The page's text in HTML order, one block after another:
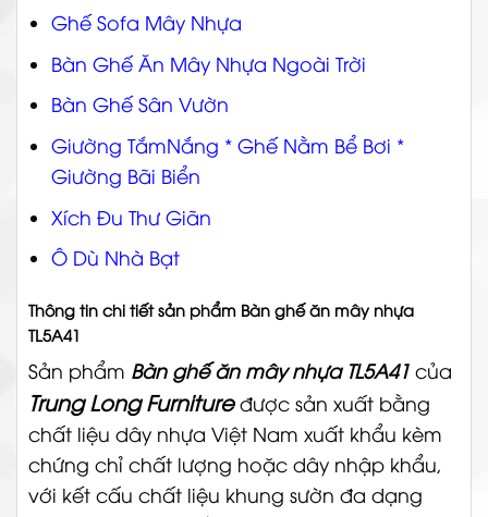
Ghế Sofa Mây Nhựa
Bàn Ghế Ăn Mây Nhựa Ngoài Trời
Bàn Ghế Sân Vườn
Giường TắmNắng * Ghế Nằm Bể Bơi *
Giường Bãi Biển
Xích Đu Thư Giãn
Ô Dù Nhà Bạt
Thông tin chi tiết sản phẩm Bàn ghế ăn mây nhựa
TL5A41
Sản phẩm Bàn ghế ăn mây nhựa TL5A41 của
Trung Long Furnituređược sản xuất bằng
chất liệu dây nhựa Việt Nam xuất khẩu kèm
chứng chỉ chất lượng hoặc dây nhập khẩu,
với kết cấu chất liệu khung sườn đa dạng